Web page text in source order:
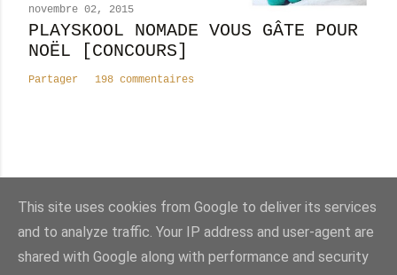
novembre 02, 2015
PLAYSKOOL NOMADE VOUS GÂTE POUR
NOËL [CONCOURS]
Partager 198 commentaires
48729
This site uses cookies from Google to deliver its services
and to analyze traffic. Your IP address and user-agent are
shared with Google along with performance and security